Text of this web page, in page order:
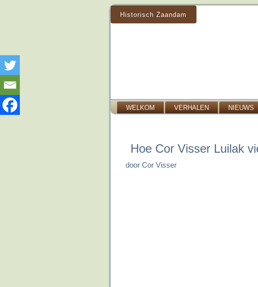
Historisch Zaandam
WELKOM VERHALEN NIEUWS
Hoe Cor Visser Luilak
door Cor Visser